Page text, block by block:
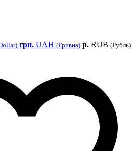
грн. UAH (Гривна) р. RUB (Рубль)